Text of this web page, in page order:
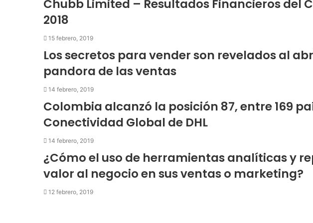
Chubb Limited – Resultados Financieros del
2018
15 febrero, 2019
Los secretos para vender son revelados al
pandora de las ventas
14 febrero, 2019
Colombia alcanzó la posición 87, entre 169
Conectividad Global de DHL
14 febrero, 2019
¿Cómo el uso de herramientas analíticas y
valor al negocio en sus ventas o marketing?
12 febrero, 2019